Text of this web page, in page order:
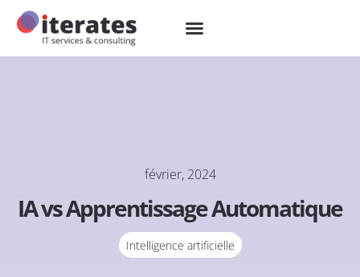
février, 2024
IA vs Apprentissage Automatique
Intelligence artificielle